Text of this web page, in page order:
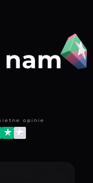
nam
opinie